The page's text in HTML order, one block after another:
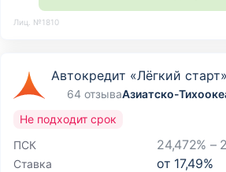
Лиц. №1810
Автокредит «Лёгкий старт»
64 отзываАзиатско-
ПСК 24,472% –
Ставка от 17,49%
Не подходит срок